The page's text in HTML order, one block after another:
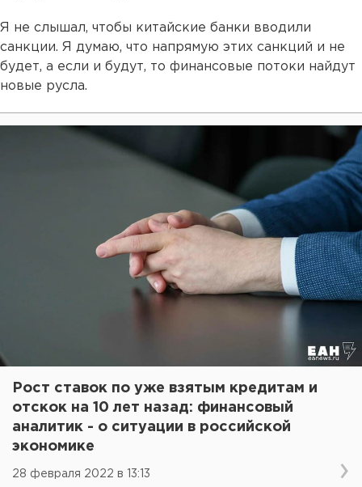
Я не слышал, чтобы китайские банки вводили
санкции. Я думаю, что напрямую этих санкций и не
будет, а если и будут, то финансовые потоки найдут
новые русла.
Рост ставок по уже взятым кредитам и
отскок на 10 лет назад: финансовый
аналитик - о ситуации в российской
экономике
28 февраля 2022 в 13:13